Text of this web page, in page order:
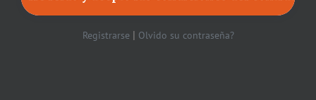
Registrarse| Olvido su contraseña?